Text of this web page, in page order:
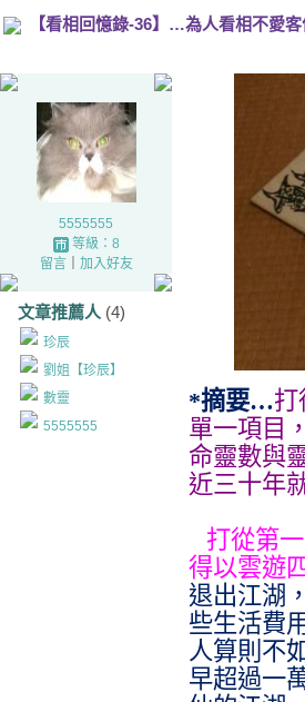
【看相回憶錄-36】…為人看相不愛
5555555
等級：8
留言｜ 加入好友
文章推薦人 (4)
珍辰
劉姐【珍辰】
數靈
5555555
*摘要…打
單一項目
命靈數與
近三十年
打從第
得以雲遊
退出江湖
些生活費
人算則不
早超過一